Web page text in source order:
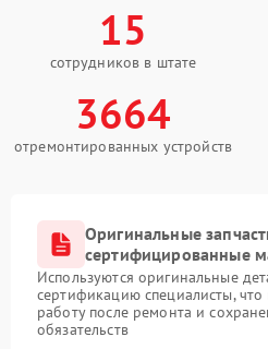
15
сотрудников в штате
3664
отремонтированных устройств
Оригинальные
сертифицированные
Используются оригинальные
сертификацию специалисты,
работу после ремонта и
обязательств